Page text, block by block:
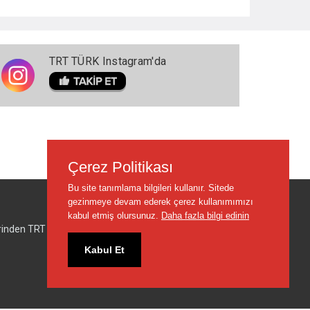
TRT TÜRK Instagram'da
TRT sorumlu değildir.
Çerez Politikası
Bu site tanımlama bilgileri kullanır. Sitede
gezinmeye devam ederek çerez kullanımımızı
kabul etmiş olursunuz. Daha fazla bilgi edinin
Kabul Et